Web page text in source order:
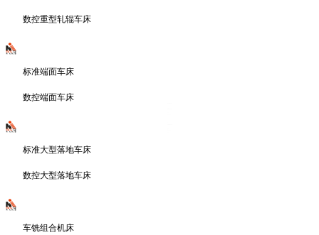
数控重型轧辊车床
标准端面车床
数控端面车床
标准大型落地车床
数控大型落地车床
车铣组合机床